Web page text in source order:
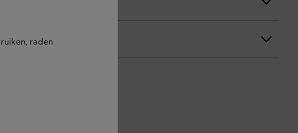
raden